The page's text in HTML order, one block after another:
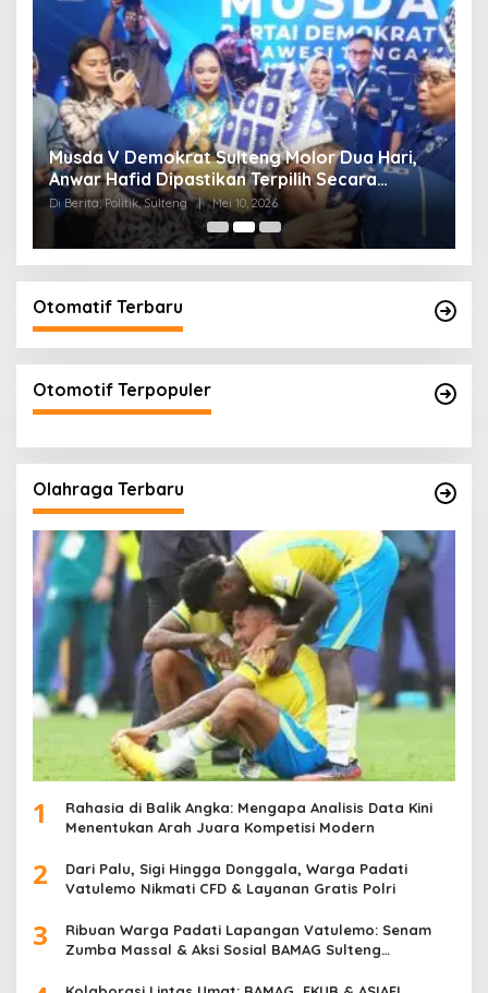
Musda V Demokrat Sulteng Molor Dua Hari,
Anwar Hafid Dipastikan Terpilih Secara
Aklamasi
Di Berita, Politik, Sulteng | Mei 10, 2026
Otomatif Terbaru
Otomotif Terpopuler
Olahraga Terbaru
1
Rahasia di Balik Angka: Mengapa Analisis Data Kini
Menentukan Arah Juara Kompetisi Modern
2
Dari Palu, Sigi Hingga Donggala, Warga Padati
Vatulemo Nikmati CFD & Layanan Gratis Polri
3
Ribuan Warga Padati Lapangan Vatulemo: Senam
Zumba Massal & Aksi Sosial BAMAG Sulteng